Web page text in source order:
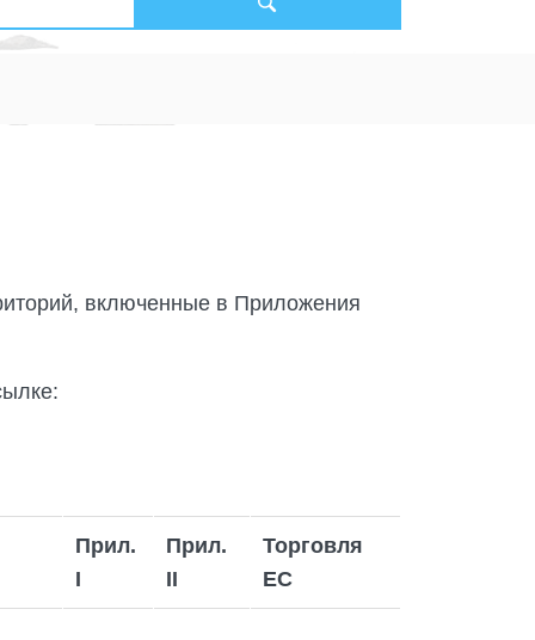
включенные в Приложения
Прил.
I
Прил.
II
Торговля
ЕС